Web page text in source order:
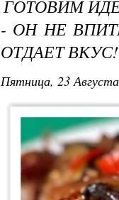
ГОТОВИМ
- ОН НЕ
ОТДАЕТ ВКУС!
Пятница, 23